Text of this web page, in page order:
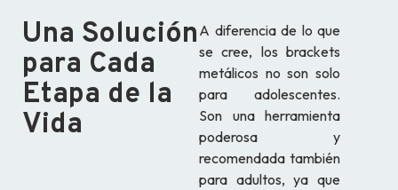
Una Solución
para Cada
Etapa de la
Vida
A diferencia de lo que
se cree, los brackets
metálicos no son solo
para adolescentes.
Son una herramienta
poderosa y
recomendada también
para adultos, ya que